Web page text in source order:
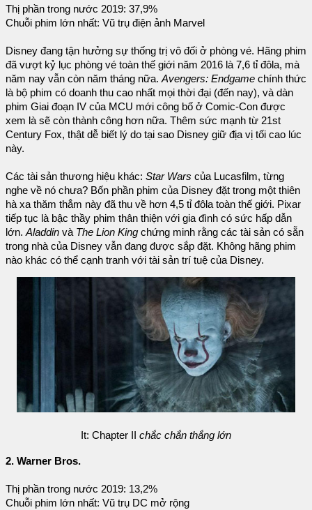
Thị phần trong nước 2019: 37,9%
Chuỗi phim lớn nhất: Vũ trụ điện ảnh Marvel
Disney đang tận hưởng sự thống trị vô đối ở phòng vé. Hãng phim
đã vượt kỷ lục phòng vé toàn thế giới năm 2016 là 7,6 tỉ đôla, mà
năm nay vẫn còn năm tháng nữa. Avengers: Endgame chính thức
là bộ phim có doanh thu cao nhất mọi thời đại (đến nay), và dàn
phim Giai đoạn IV của MCU mới công bố ở Comic-Con được
xem là sẽ còn thành công hơn nữa. Thêm sức mạnh từ 21st
Century Fox, thật dễ biết lý do tại sao Disney giữ địa vị tối cao lúc
này.
Các tài sản thương hiệu khác: Star Wars của Lucasfilm, từng
nghe về nó chưa? Bốn phần phim của Disney đặt trong một thiên
hà xa thăm thẳm này đã thu về hơn 4,5 tỉ đôla toàn thế giới. Pixar
tiếp tục là bậc thầy phim thân thiện với gia đình có sức hấp dẫn
lớn. Aladdin và The Lion King chứng minh rằng các tài sản có sẵn
trong nhà của Disney vẫn đang được sắp đặt. Không hãng phim
nào khác có thể cạnh tranh với tài sản trí tuệ của Disney.
It: Chapter II chắc chắn thắng lớn
2. Warner Bros.
Thị phần trong nước 2019: 13,2%
Chuỗi phim lớn nhất: Vũ trụ DC mở rộng